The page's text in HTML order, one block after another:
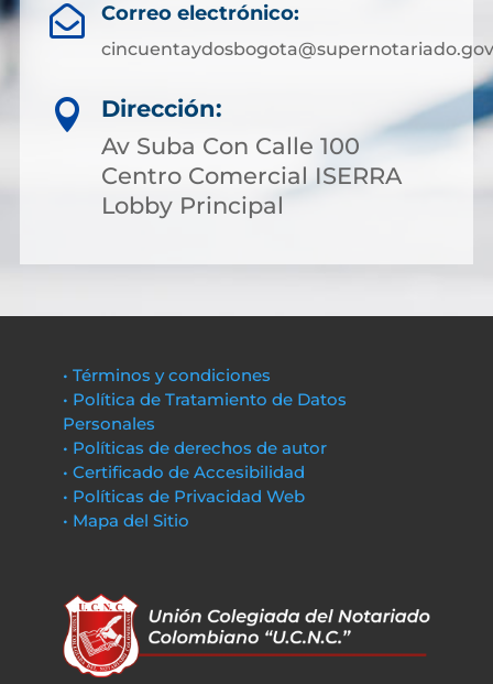
 Correo electrónico:

Dirección:
Av Suba Con Calle 100
Centro Comercial ISERRA
Lobby Principal
• Términos y condiciones
• Política de Tratamiento de Datos
Personales
• Políticas de derechos de autor
• Certificado de Accesibilidad
• Políticas de Privacidad Web
• Mapa del Sitio